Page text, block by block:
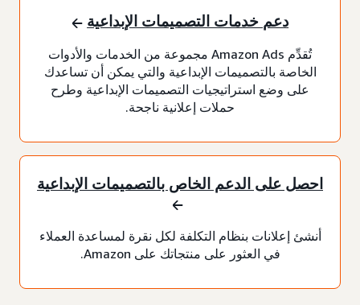
دعم خدمات التصميمات الإبداعية
تُقدِّم Amazon Ads مجموعة من الخدمات والأدوات
الخاصة بالتصميمات الإبداعية والتي يمكن أن تساعدك
على وضع استراتيجيات التصميمات الإبداعية وطرح
حملات إعلانية ناجحة.
احصل على الدعم الخاص بالتصميمات الإبداعية
أنشئ إعلانات بنظام التكلفة لكل نقرة لمساعدة العملاء
في العثور على منتجاتك على Amazon.